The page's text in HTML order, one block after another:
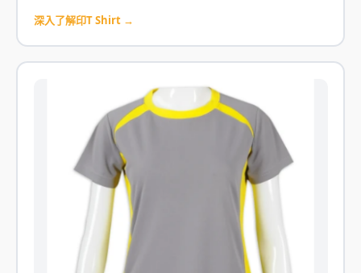
深入了解印T Shirt →